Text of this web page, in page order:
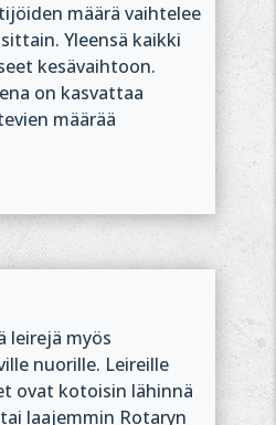
määrä vaihtelee
Yleensä kaikki
kesävaihtoon.
on kasvattaa
määrää
leirejä myös
nuorille. Leireille
ovat kotoisin lähinnä
laajemmin Rotaryn